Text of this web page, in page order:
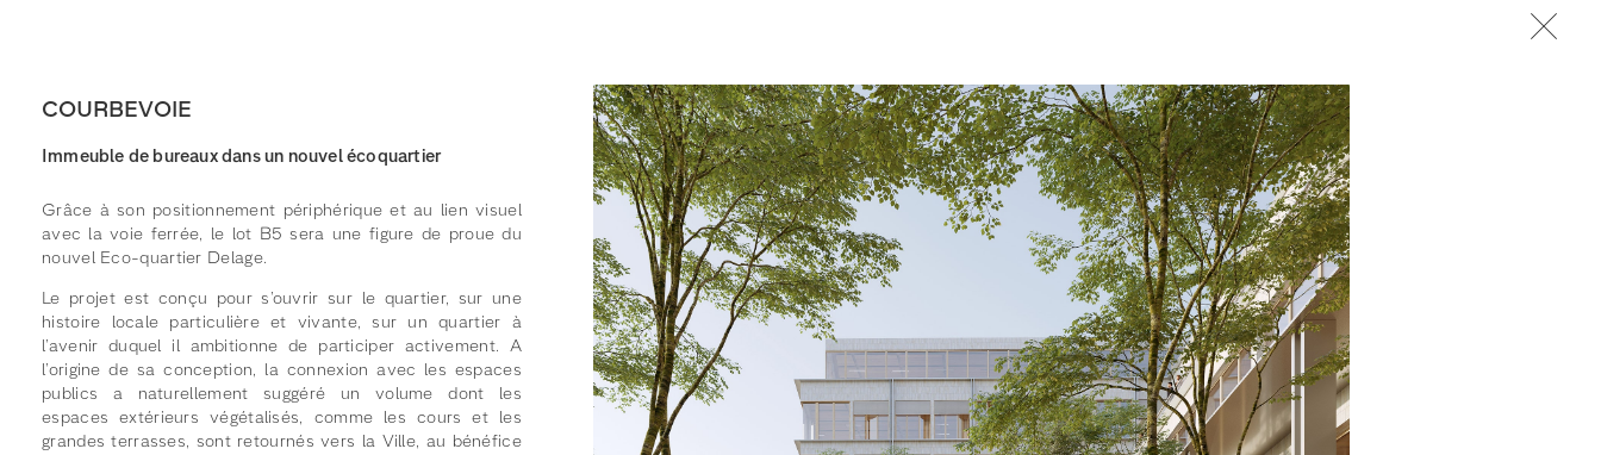
COURBEVOIE
Immeuble de bureaux dans un nouvel écoquartier
Grâce à son positionnement périphérique et au lien visuel
avec la voie ferrée, le lot B5 sera une figure de proue du
nouvel Eco-quartier Delage.
Le projet est conçu pour s’ouvrir sur le quartier, sur une
histoire locale particulière et vivante, sur un quartier à
l’avenir duquel il ambitionne de participer activement. A
l’origine de sa conception, la connexion avec les espaces
publics a naturellement suggéré un volume dont les
espaces extérieurs végétalisés, comme les cours et les
grandes terrasses, sont retournés vers la Ville, au bénéfice